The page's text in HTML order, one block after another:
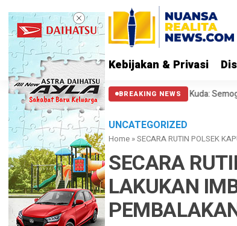
Kebijakan & Privasi
BREAKING NEWS
Halangi Massa di Patung Kuda: Semoga Aparat Punya Hati
UNCATEGORIZED
Home »SECARA RUTIN POLSEK
SECARA
LAKUKAN